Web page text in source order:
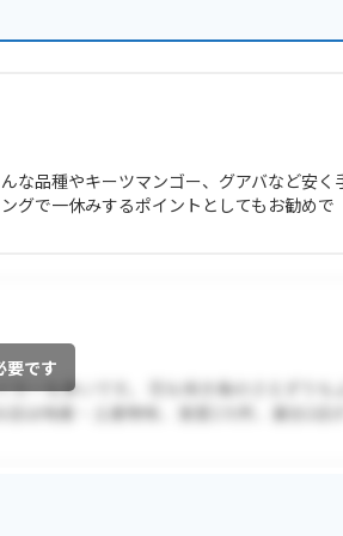
な品種やキーツマンゴー、グアバなど安く
グで一休みするポイントとしてもお勧めで
要です